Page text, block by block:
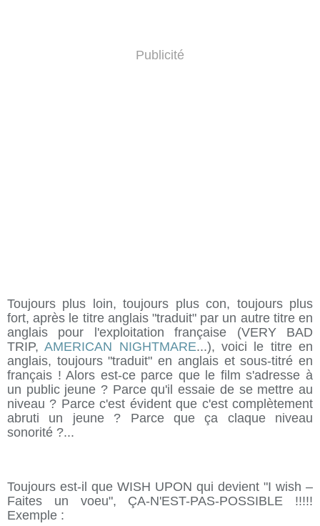
Publicité
Toujours plus loin, toujours plus con, toujours plus
fort, après le titre anglais "traduit" par un autre titre en
anglais pour l'exploitation française (VERY BAD
TRIP,AMERICAN NIGHTMARE...), voici le titre en
anglais, toujours "traduit" en anglais et sous-titré en
français ! Alors est-ce parce que le film s'adresse à
un public jeune ? Parce qu'il essaie de se mettre au
niveau ? Parce c'est évident que c'est complètement
abruti un jeune ? Parce que ça claque niveau
sonorité ?...
Toujours est-il que WISH UPON qui devient "I wish –
Faites un voeu", ÇA-N'EST-PAS-POSSIBLE !!!!!
Exemple :